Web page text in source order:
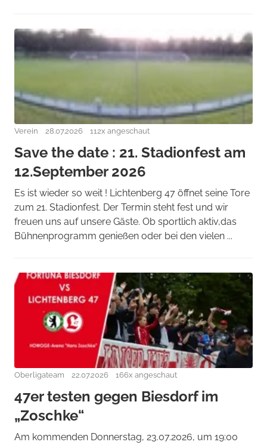
Verein 28.07.2026 112x angeschaut
Save the date : 21. Stadionfest am
12.September 2026
Es ist wieder so weit ! Lichtenberg 47 öffnet seine Tore
zum 21. Stadionfest. Der Termin steht fest und wir
freuen uns auf unsere Gäste. Ob sportlich aktiv,das
Bühnenprogramm genießen oder bei den vielen ...
Oberligateam 22.07.2026 166x angeschaut
47er testen gegen Biesdorf im
„Zoschke“
Am kommenden Donnerstag, 23.07.2026, um 19:00